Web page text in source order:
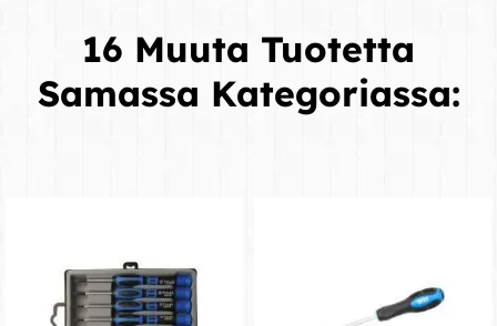
16 Muuta Tuotetta
Samassa Kategoriassa: